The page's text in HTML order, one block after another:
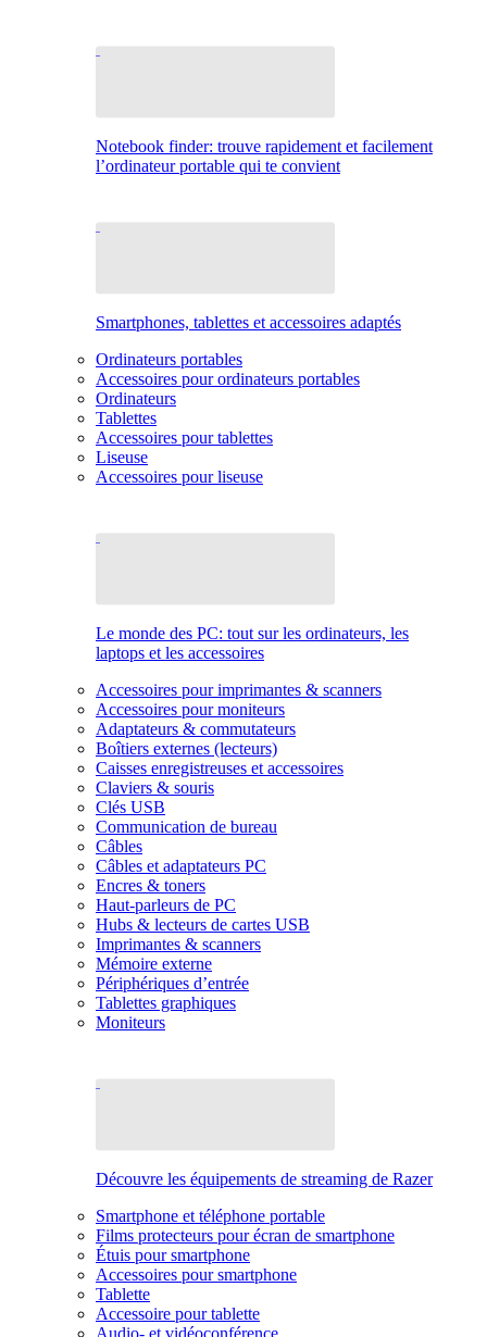
Notebook finder: trouve rapidement et facilement
l’ordinateur portable qui te convient
Smartphones, tablettes et accessoires adaptés
Ordinateurs portables
Accessoires pour ordinateurs portables
Ordinateurs
Tablettes
Accessoires pour tablettes
Liseuse
Accessoires pour liseuse
Le monde des PC: tout sur les ordinateurs, les
laptops et les accessoires
Accessoires pour imprimantes & scanners
Accessoires pour moniteurs
Adaptateurs & commutateurs
Boîtiers externes (lecteurs)
Caisses enregistreuses et accessoires
Claviers & souris
Clés USB
Communication de bureau
Câbles
Câbles et adaptateurs PC
Encres & toners
Haut-parleurs de PC
Hubs & lecteurs de cartes USB
Imprimantes & scanners
Mémoire externe
Périphériques d’entrée
Tablettes graphiques
Moniteurs
Découvre les équipements de streaming de Razer
Smartphone et téléphone portable
Films protecteurs pour écran de smartphone
Étuis pour smartphone
Accessoires pour smartphone
Tablette
Accessoire pour tablette
Audio- et vidéoconférence